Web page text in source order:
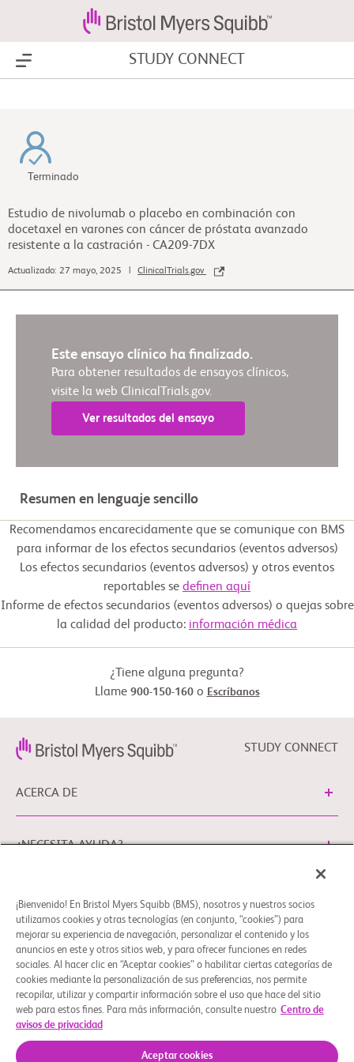
Show Menu STUDY CONNECT
Terminado
Estudio de nivolumab o placebo en combinación con
docetaxel en varones con cáncer de próstata avanzado
resistente a la castración - CA209-7DX
Actualizado: 27 mayo, 2025 | ClinicalTrials.gov
Este ensayo clínico ha finalizado.
Para obtener resultados de ensayos clínicos,
visite la web ClinicalTrials.gov.
Ver resultados del ensayo
Resumen en lenguaje sencillo
Recomendamos encarecidamente que se comunique con BMS
para informar de los efectos secundarios (eventos adversos)
Los efectos secundarios (eventos adversos) y otros eventos
reportables se definen aquí
Informe de efectos secundarios (eventos adversos) o quejas sobre
la calidad del producto: información médica
¿Tiene alguna pregunta?
Llame 900-150-160o Escríbanos
STUDY CONNECT
ACERCA DE
¿NECESITA AYUDA?
Aviso Legal Política de Privacidad Preferencias de cookies
Puede ponerse en contacto con nuestro Delegado de
Protección de Datos de la UE en EUDPO@BMS.com para
ejercitar cualquier derecho de privacidad de datos, así
como para plantear cualquier duda o cuestión en relación
con el tratamiento de sus datos personales por parte de
© 2026 Bristol-Myers Squibb Company
¡Bienvenido! En Bristol Myers Squibb (BMS), nosotros y nuestros socios
utilizamos cookies y otras tecnologías (en conjunto, “cookies”) para
mejorar su experiencia de navegación, personalizar el contenido y los
anuncios en este y otros sitios web, y para ofrecer funciones en redes
sociales. Al hacer clic en “Aceptar cookies” o habilitar ciertas categorías de
cookies mediante la personalización de sus preferencias, nos permite
recopilar, utilizar y compartir información sobre el uso que hace del sitio
web para estos fines. Para más información, consulte nuestro Centro de
avisos de privacidad
Aceptar cookies